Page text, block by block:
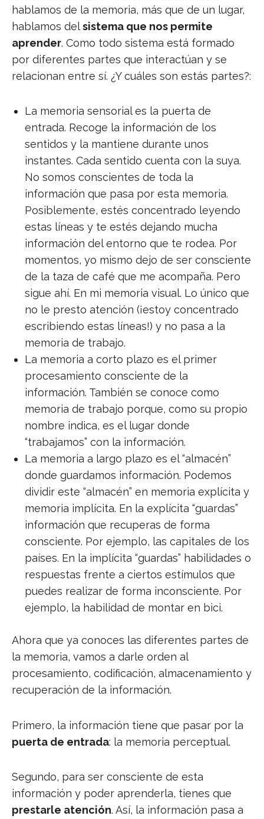
hablamos de la memoria, más que de un lugar,
hablamos delsistema que nos permite
aprender. Como todo sistema está formado
por diferentes partes que interactúan y se
relacionan entre sí. ¿Y cuáles son estás partes?:
La memoria sensorial es la puerta de
entrada. Recoge la información de los
sentidos y la mantiene durante unos
instantes. Cada sentido cuenta con la suya.
No somos conscientes de toda la
información que pasa por esta memoria.
Posiblemente, estés concentrado leyendo
estas líneas y te estés dejando mucha
información del entorno que te rodea. Por
momentos, yo mismo dejo de ser consciente
de la taza de café que me acompaña. Pero
sigue ahí. En mi memoria visual. Lo único que
no le presto atención (¡estoy concentrado
escribiendo estas líneas!) y no pasa a la
memoria de trabajo.
La memoria a corto plazo es el primer
procesamiento consciente de la
información. También se conoce como
memoria de trabajo porque, como su propio
nombre indica, es el lugar donde
“trabajamos” con la información.
La memoria a largo plazo es el “almacén”
donde guardamos información. Podemos
dividir este “almacén” en memoria explícita y
memoria implícita. En la explícita “guardas”
información que recuperas de forma
consciente. Por ejemplo, las capitales de los
países. En la implícita “guardas” habilidades o
respuestas frente a ciertos estímulos que
puedes realizar de forma inconsciente. Por
ejemplo, la habilidad de montar en bici.
Ahora que ya conoces las diferentes partes de
la memoria, vamos a darle orden al
procesamiento, codificación, almacenamiento y
recuperación de la información.
Primero, la información tiene que pasar por la
puerta de entrada: la memoria perceptual.
Segundo, para ser consciente de esta
información y poder aprenderla, tienes que
prestarle atención. Así, la información pasa a